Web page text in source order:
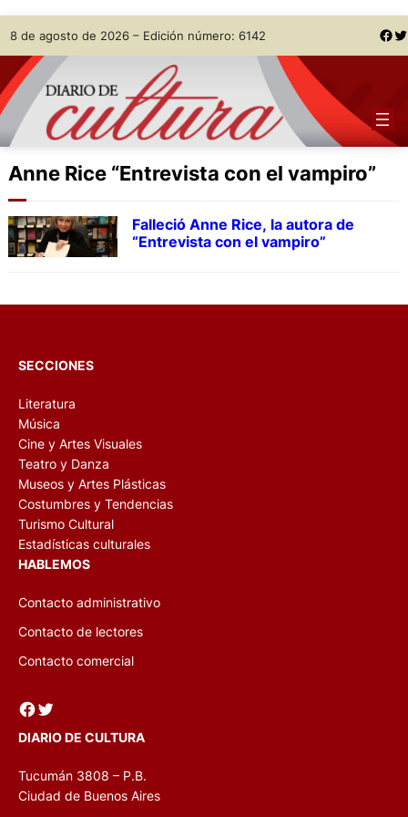
Skip
to
content
8 de agosto de 2026 – Edición número: 6142 Facebook Twitter
Anne Rice “Entrevista con el vampiro”
Falleció Anne Rice, la autora de
“Entrevista con el vampiro”
SECCIONES
Literatura
Música
Cine y Artes Visuales
Teatro y Danza
Museos y Artes Plásticas
Costumbres y Tendencias
Turismo Cultural
Estadísticas culturales
HABLEMOS
Contacto administrativo
Contacto de lectores
Contacto comercial
Facebook Twitter
DIARIO DE CULTURA
Tucumán 3808 – P.B.
Ciudad de Buenos Aires